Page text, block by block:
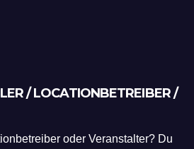
/ LOCATIONBETREIBER /
oder Veranstalter? Du